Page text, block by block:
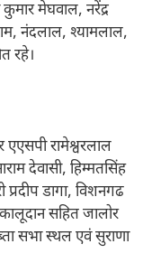
मेघवाल, नरेंद्र
नंदलाल, श्यामलाल,
रहे।
रामेश्वरलाल
देवासी, हिम्मतसिंह
प्रदीप डागा, विशनगढ
कालूदान सहित जालोर
सभा स्थल एवं सुराणा